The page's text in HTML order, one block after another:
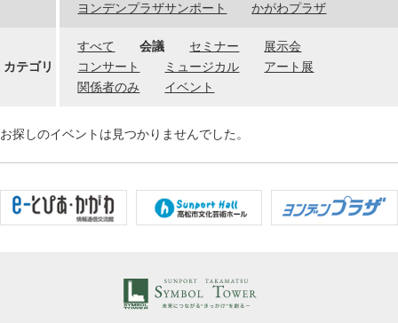
ヨンデンプラザサンポート
かがわプラザ
カテゴリ
すべて 会議 セミナー
展示会
コンサート
ミュージカル
アート展
関係者のみ
イベント
お探しのイベントは見つかりませんでした。